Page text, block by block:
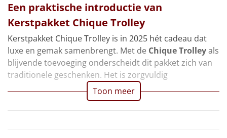
Deken (fleece plaid)
Alle artikelen
Overige
Ideeën
Doe het zelf
Een praktische introductie van
Kerstpakket Chique Trolley
Kerstpakket Chique Trolley is in 2025 hét cadeau dat
luxe en gemak samenbrengt. Met de Chique Trolleyals
blijvende toevoeging onderscheidt dit pakket zich van
traditionele geschenken. Het is zorgvuldig
Toon meer